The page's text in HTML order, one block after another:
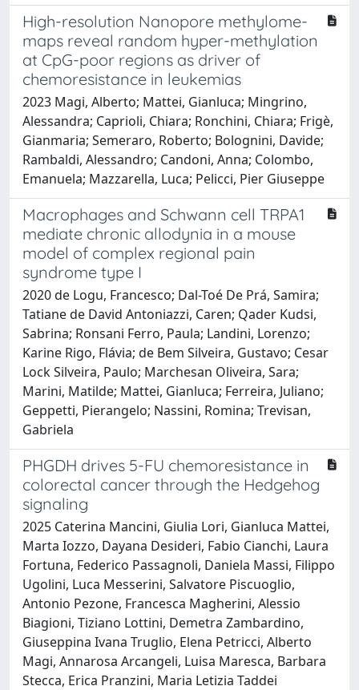
High-resolution Nanopore methylome-
maps reveal random hyper-methylation
at CpG-poor regions as driver of
chemoresistance in leukemias
2023 Magi, Alberto; Mattei, Gianluca; Mingrino,
Alessandra; Caprioli, Chiara; Ronchini, Chiara; Frigè,
Gianmaria; Semeraro, Roberto; Bolognini, Davide;
Rambaldi, Alessandro; Candoni, Anna; Colombo,
Emanuela; Mazzarella, Luca; Pelicci, Pier Giuseppe
Macrophages and Schwann cell TRPA1
mediate chronic allodynia in a mouse
model of complex regional pain
syndrome type I
2020 de Logu, Francesco; Dal-Toé De Prá, Samira;
Tatiane de David Antoniazzi, Caren; Qader Kudsi,
Sabrina; Ronsani Ferro, Paula; Landini, Lorenzo;
Karine Rigo, Flávia; de Bem Silveira, Gustavo; Cesar
Lock Silveira, Paulo; Marchesan Oliveira, Sara;
Marini, Matilde; Mattei, Gianluca; Ferreira, Juliano;
Geppetti, Pierangelo; Nassini, Romina; Trevisan,
Gabriela
PHGDH drives 5-FU chemoresistance in
colorectal cancer through the Hedgehog
signaling
2025 Caterina Mancini, Giulia Lori, Gianluca Mattei,
Marta Iozzo, Dayana Desideri, Fabio Cianchi, Laura
Fortuna, Federico Passagnoli, Daniela Massi, Filippo
Ugolini, Luca Messerini, Salvatore Piscuoglio,
Antonio Pezone, Francesca Magherini, Alessio
Biagioni, Tiziano Lottini, Demetra Zambardino,
Giuseppina Ivana Truglio, Elena Petricci, Alberto
Magi, Annarosa Arcangeli, Luisa Maresca, Barbara
Stecca, Erica Pranzini, Maria Letizia Taddei